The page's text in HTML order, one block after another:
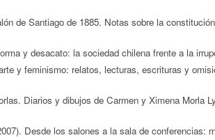
de Santiago de 1885. Notas sobre la
y desacato: la sociedad chilena frente a la
y feminismo: relatos, lecturas, escrituras y
Diarios y dibujos de Carmen y Ximena Morla
Desde los salones a la sala de